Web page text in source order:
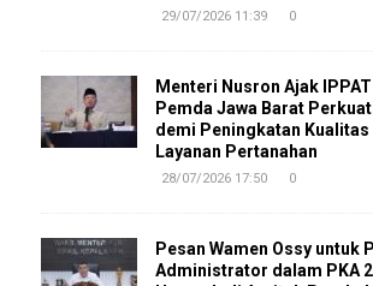
29/07/2026 11:39 0
Menteri Nusron Ajak
Pemda Jawa Barat
demi Peningkatan Kualitas
Layanan Pertanahan
28/07/2026 17:50 0
Pesan Wamen Ossy untuk
Administrator dalam PKA